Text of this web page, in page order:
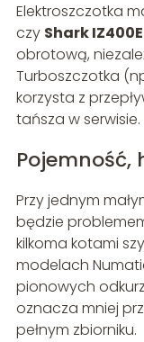
Elektroszczotka
czy Shark
obrotową,
Turboszczotka
korzysta z
tańsza w serwisie.
Pojemność,
Przy jednym
będzie
kilkoma kotami
modelach
pionowych
oznacza mniej
pełnym zbiorniku.